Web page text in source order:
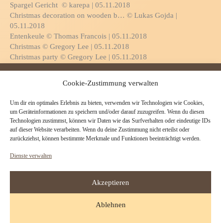
Cookie-Zustimmung verwalten
Um dir ein optimales Erlebnis zu bieten, verwenden wir Technologien wie Cookies,
um Geräteinformationen zu speichern und/oder darauf zuzugreifen. Wenn du diesen
Technologien zustimmst, können wir Daten wie das Surfverhalten oder eindeutige IDs
auf dieser Website verarbeiten. Wenn du deine Zustimmung nicht erteilst oder
zurückziehst, können bestimmte Merkmale und Funktionen beeinträchtigt werden.
Dienste verwalten
Akzeptieren
Ablehnen
Spargel Gericht © karepa | 05.11.2018
Christmas decoration on wooden b… © Lukas Gojda |
05.11.2018
Entenkeule © Thomas Francois | 05.11.2018
Christmas © Gregory Lee | 05.11.2018
Christmas party © Gregory Lee | 05.11.2018
Gebratene Entenkeule mit Rotkohl, Kn… © Floydine |
Champagner zum Fest © Thaut Images | 29.12.2017
Text Frohe Ostern mit Osterhasen Ei u… © Sabine Schönfeld |
16.04.2017
Christmas decoration on wooden back… © Lukas Gojda |
Christmas decoration © powerstock | 25.12.2015
Couples X mas market © drubig-photo | 20.10.2014
Grünkohlessen © Caro S. | 02.11.2012